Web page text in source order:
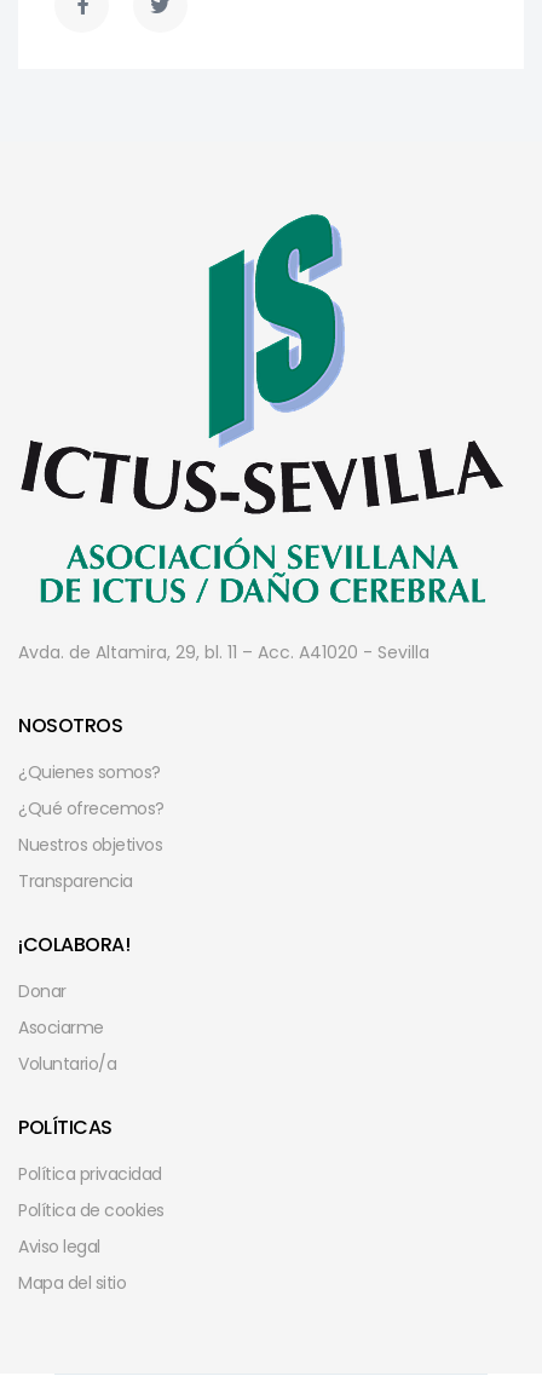
Avda. de Altamira, 29, bl. 11 – Acc. A41020 - Sevilla
NOSOTROS
¿Quienes somos?
¿Qué ofrecemos?
Nuestros objetivos
Transparencia
¡COLABORA!
Donar
Asociarme
Voluntario/a
POLÍTICAS
Política privacidad
Política de cookies
Aviso legal
Mapa del sitio